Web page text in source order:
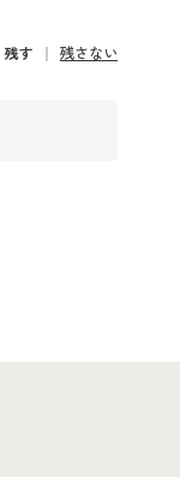
残す 残さない